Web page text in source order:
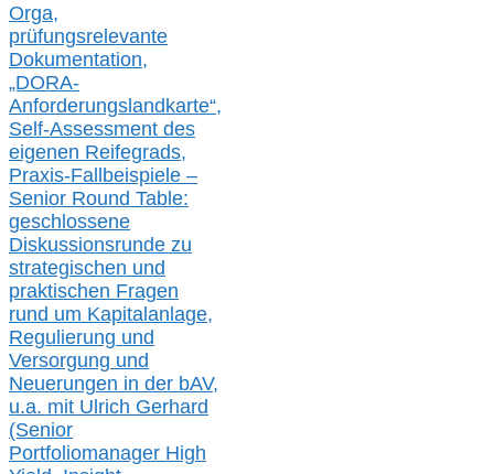
Orga,
prüfungsrelevante
Dokumentation,
„DORA-
Anforderungslandkarte“,
Self-Assessment des
eigenen Reifegrads,
Praxis-Fallbeispiele –
Senior Round Table:
geschlossene
Diskussionsrunde zu
strategischen und
praktischen Fragen
rund um Kapitalanlage,
Regulierung und
Versorgung und
Neuerungen in der bAV,
u.a. mit Ulrich Gerhard
(Senior
Portfoliomanager High